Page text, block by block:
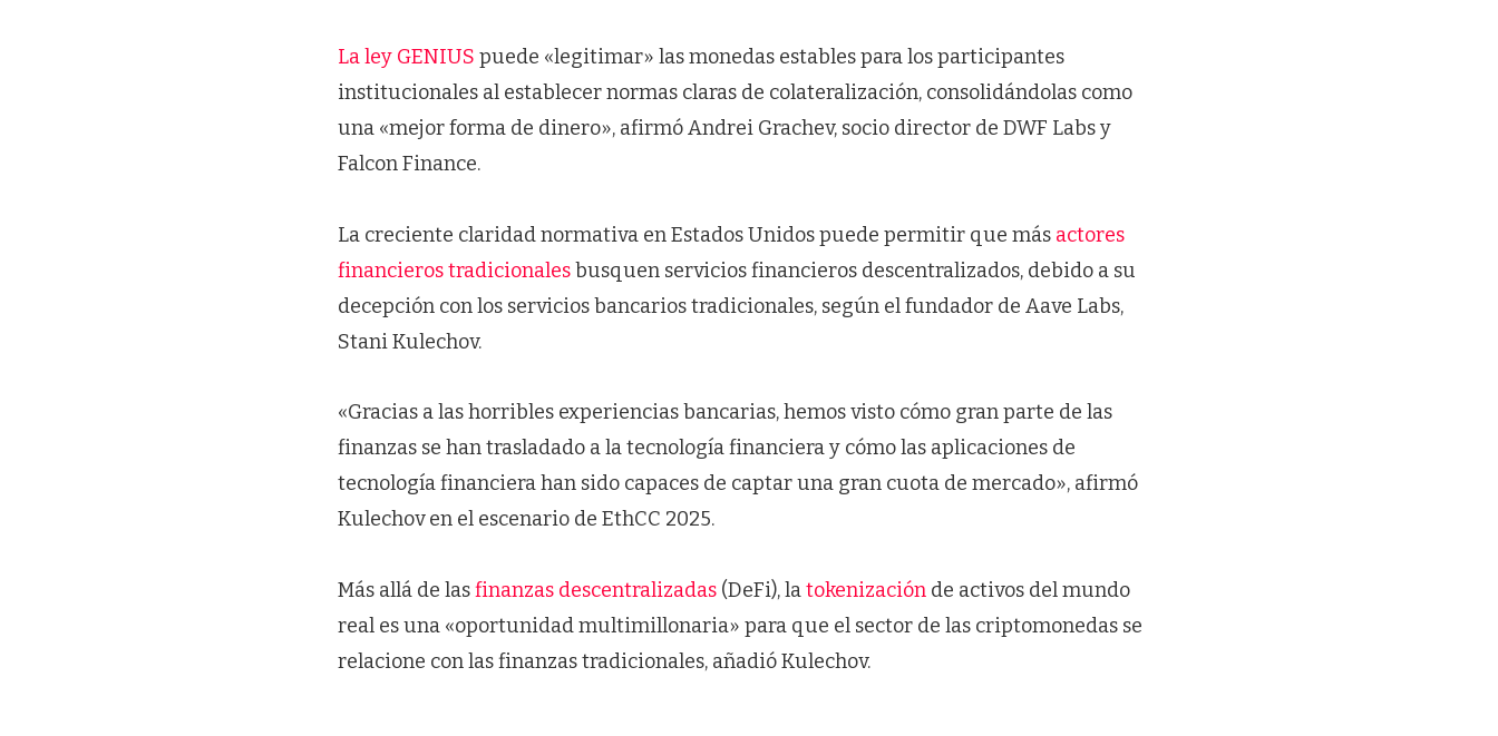
La ley GENIUS puede «legitimar» las monedas estables para los participantes
institucionales al establecer normas claras de colateralización, consolidándolas como
una «mejor forma de dinero», afirmó Andrei Grachev, socio director de DWF Labs y
Falcon Finance.
La creciente claridad normativa en Estados Unidos puede permitir que más actores
financieros tradicionalesbusquen servicios financieros descentralizados, debido a su
decepción con los servicios bancarios tradicionales, según el fundador de Aave Labs,
Stani Kulechov.
«Gracias a las horribles experiencias bancarias, hemos visto cómo gran parte de las
finanzas se han trasladado a la tecnología financiera y cómo las aplicaciones de
tecnología financiera han sido capaces de captar una gran cuota de mercado», afirmó
Kulechov en el escenario de EthCC 2025.
Más allá de lasfinanzas descentralizadas (DeFi), latokenización de activos del mundo
real es una «oportunidad multimillonaria» para que el sector de las criptomonedas se
relacione con las finanzas tradicionales, añadió Kulechov.